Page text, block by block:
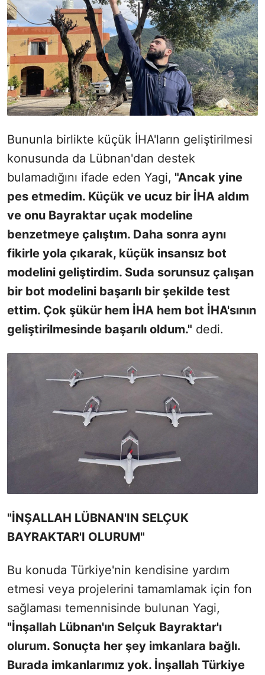
Bununla birlikte küçük İHA'ların geliştirilmesi
konusunda da Lübnan'dan destek
bulamadığını ifade eden Yagi, "Ancak yine
pes etmedim. Küçük ve ucuz bir İHA aldım
ve onu Bayraktar uçak modeline
benzetmeye çalıştım. Daha sonra aynı
fikirle yola çıkarak, küçük insansız bot
modelini geliştirdim. Suda sorunsuz çalışan
bir bot modelini başarılı bir şekilde test
ettim. Çok şükür hem İHA hem bot İHA'sının
geliştirilmesinde başarılı oldum." dedi.
"İNŞALLAH LÜBNAN'IN SELÇUK
BAYRAKTAR'I OLURUM"
Bu konuda Türkiye'nin kendisine yardım
etmesi veya projelerini tamamlamak için fon
sağlaması temennisinde bulunan Yagi,
"İnşallah Lübnan'ın Selçuk Bayraktar'ı
olurum. Sonuçta her şey imkanlara bağlı.
Burada imkanlarımız yok. İnşallah Türkiye